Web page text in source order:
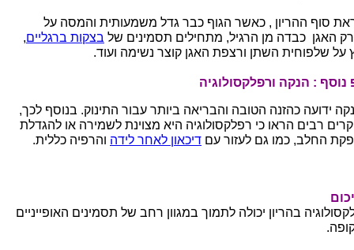
סוף ההריון , כאשר הגוף כבר גדל משמעותית והמסה על
האגן כבדה מן הרגיל, מתחילים תסמינים של בצקות ברגליים,
על שלפוחית השתן ורצפת האגן קוצר נשימה ועוד.
נוסף : הנקה ורפלקסולוגיה
ידועה כהזנה הטובה והבריאה ביותר עבור התינוק. בנוסף לכך,
רבים הראו כי רפלקסולוגיה היא מצוינת לשמירה או להגדלת
החלב, כמו גם לעזור עם דיכאון לאחר לידה והרפיה כללית.
בהריון יכולה לתמוך במגוון רחב של תסמינים האופייניים